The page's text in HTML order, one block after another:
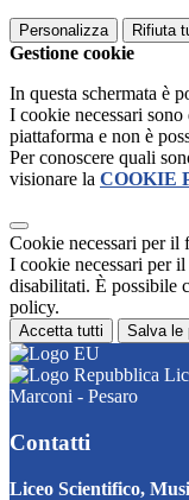
Personalizza Rifiuta
Gestione cookie
In questa schermata è
I cookie necessari
piattaforma e non è
Per conoscere quali
visionare la COOKIE
Cookie necessari per il
I cookie necessari per
disabilitati. È possibile
policy.
Accetta tutti Salva le
Marconi - Pesaro
Contatti
Liceo Scientifico,